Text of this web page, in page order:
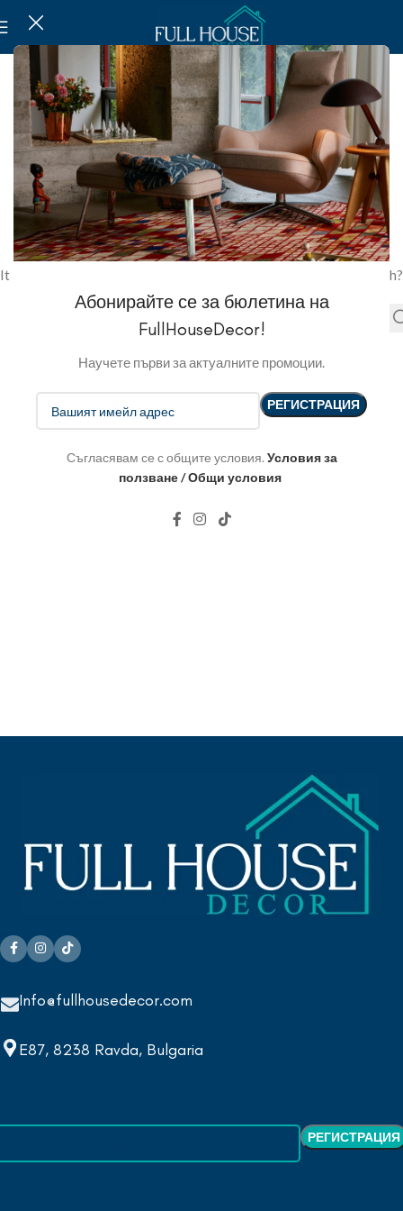
Абонирайте се за бюлетина на
FullHouseDecor!
Научете първи за актуалните промоции.
Съгласявам се с общите условия. Условия за
ползване / Общи условия
NOT FOUND
This is somewhat embarrassing, isn’t it?
It looks like nothing was found at this location. Maybe try a search?
Info@fullhousedecor.com
E87, 8238 Ravda, Bulgaria